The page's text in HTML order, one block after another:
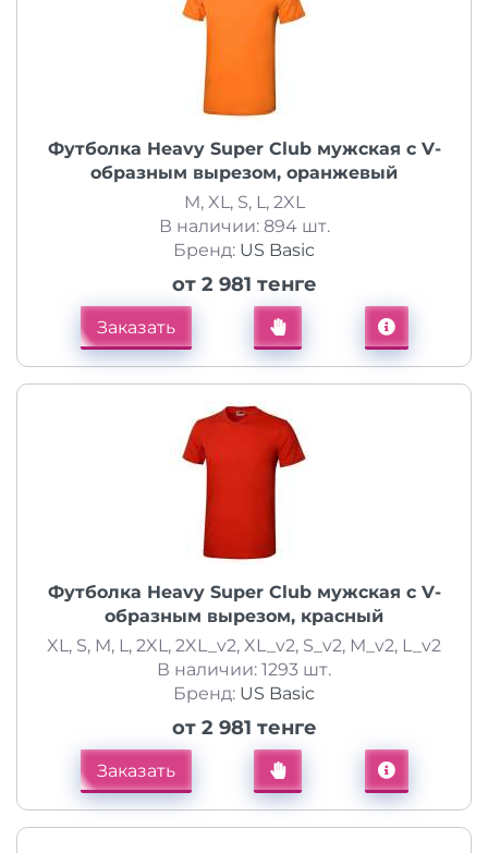
Футболка Heavy Super Club мужская с V-
образным вырезом, оранжевый
M, XL, S, L, 2XL
В наличии: 894 шт.
Бренд: US Basic
от 2 981 тенге
Заказать
Футболка Heavy Super Club мужская с V-
образным вырезом, красный
XL, S, M, L, 2XL, 2XL_v2, XL_v2, S_v2, M_v2, L_v2
В наличии: 1293 шт.
Бренд: US Basic
от 2 981 тенге
Заказать